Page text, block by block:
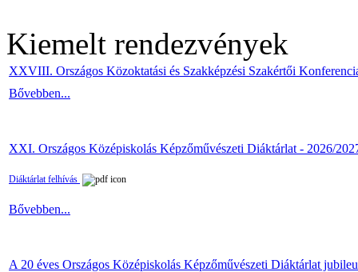
Kiemelt rendezvények
XXVIII. Országos Közoktatási és Szakképzési Szakértői
Bővebben...
XXI. Országos Középiskolás Képzőművészeti Diáktárlat - 2026/
Diáktárlat felhívás
Bővebben...
A 20 éves Országos Középiskolás Képzőművészeti Diáktárlat